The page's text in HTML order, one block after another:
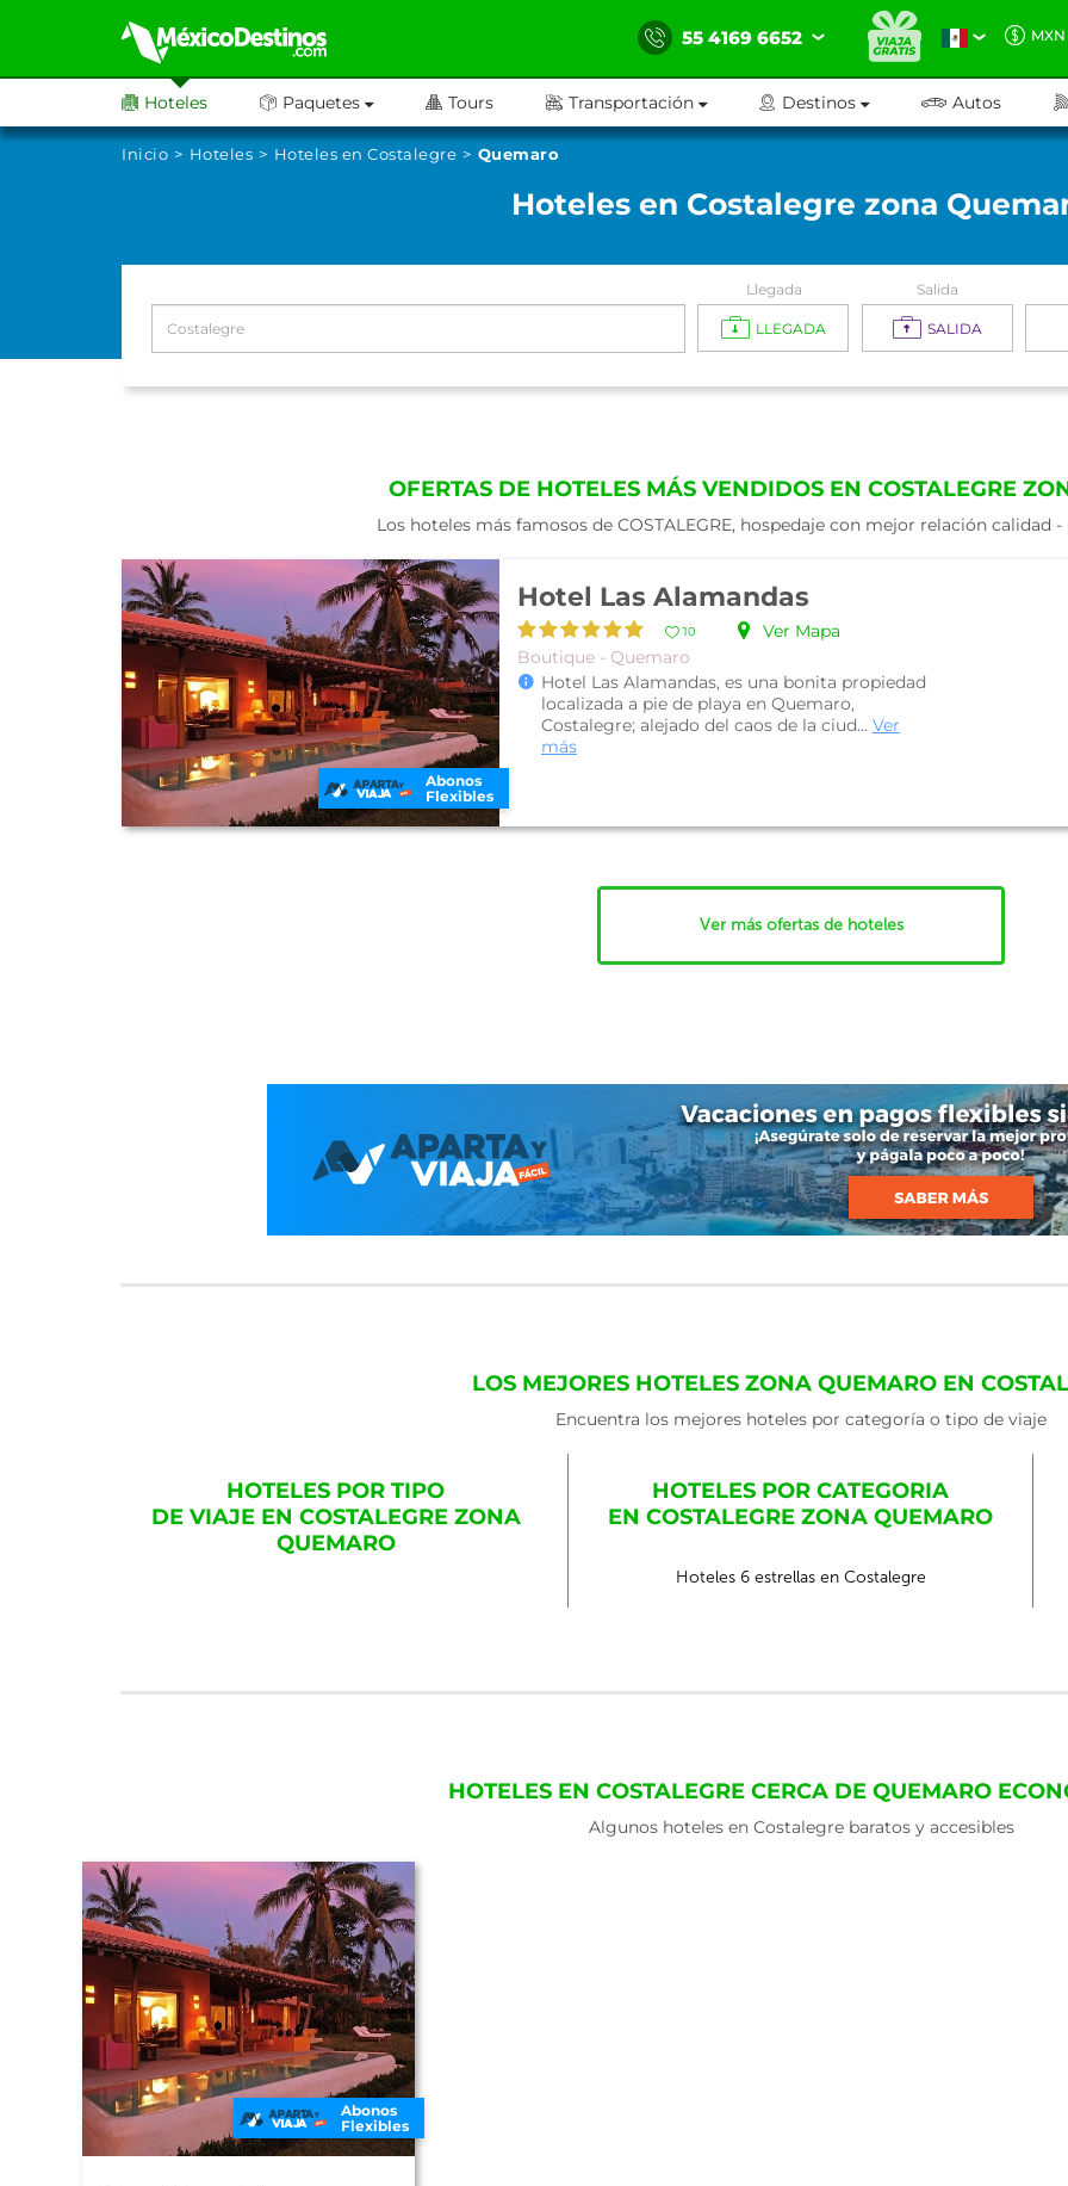
55 4169 6652 MXN
Hoteles Paquetes Tours Transportación Destinos Autos
Inicio Hoteles Hoteles en Costalegre Quemaro
Hoteles en Costalegre zona
Llegada
LLEGADA
Salida
SALIDA
OFERTAS DE HOTELES MÁS VENDIDOS EN COSTALEGRE
Los hoteles más famosos de COSTALEGRE, hospedaje con mejor relación calidad
Abonos
Flexibles
Hotel Las Alamandas
10
Ver Mapa
Boutique - Quemaro
Hotel Las Alamandas, es una bonita propiedad
localizada a pie de playa en Quemaro,
Costalegre; alejado del caos de la ciud... Ver
más
Ver más ofertas de hoteles
LOS MEJORES HOTELES ZONA QUEMARO EN
Encuentra los mejores hoteles por categoría o tipo de viaje
HOTELES POR TIPO
DE VIAJE EN COSTALEGRE ZONA
QUEMARO
HOTELES POR CATEGORIA
EN COSTALEGRE ZONA QUEMARO
Hoteles 6 estrellas en Costalegre
HOTELES EN COSTALEGRE CERCA DE QUEMARO
Algunos hoteles en Costalegre baratos y accesibles
Abonos
Flexibles